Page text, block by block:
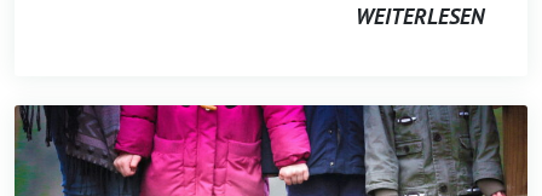
WEITERLESEN